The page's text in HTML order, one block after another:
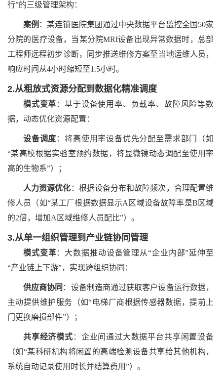
行”的三级管理架构：
案例 ：某连锁医院集团通过中央数据平台监控全国 50家
分院的医疗设备，当某分院MRI设备出现异常数据时，总部
工程师远程初步诊断，同步推送维修方案至当地运维人员，
响应时间从4小时缩短至1.5小时。
2.从粗放式资源分配到数据化精准调度
模式变革 ：基于设备使用率、负载率、故障风险等数
据，动态优化资源配置：
设备调度 ：将高使用率设备优先分配至需求部门（如
“某高校根据实验室预约数据，将显微镜动态调配至使用率
高的生物系”）；
人力资源优化 ：根据设备分布和故障频次，合理配置维
修人员（如“某工厂根据数据显示A区域设备故障率是B区域
的2倍，增加A区域维修人员配比”）。
3.从单一组织管理到产业链协同管理
模式变革：大数据推动设备管理从“企业内部”延伸至
“产业链上下游”，实现跨组织协同：
供应商协同 ：设备制造商通过获取客户设备运行数据，
主动提供维护服务（如“电梯厂商根据传感器数据，提前上
门更换磨损部件”）；
共享经济模式 ：企业间通过大数据平台共享闲置设备
（如“某科研机构将闲置的高端检测设备共享给其他机构，
系统自动记录使用时长并结算费用”）。